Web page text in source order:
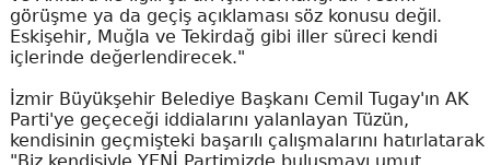
görüşme ya da geçiş açıklaması söz konusu değil.
Eskişehir, Muğla ve Tekirdağ gibi iller süreci kendi
içlerinde değerlendirecek."
İzmir Büyükşehir Belediye Başkanı Cemil Tugay'ın AK
Parti'ye geçeceği iddialarını yalanlayan Tüzün,
kendisinin geçmişteki başarılı çalışmalarını hatırlatarak